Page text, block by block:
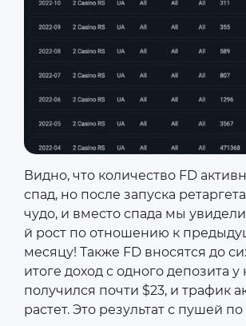
Видно, что количество FD
спад, но после запуска
чудо, и вместо спада мы
й рост по отношению к
месяцу! Также FD вносятся до
итоге доход с одного депозита у
получился почти $23, и трафик
растет. Это результат с пушей